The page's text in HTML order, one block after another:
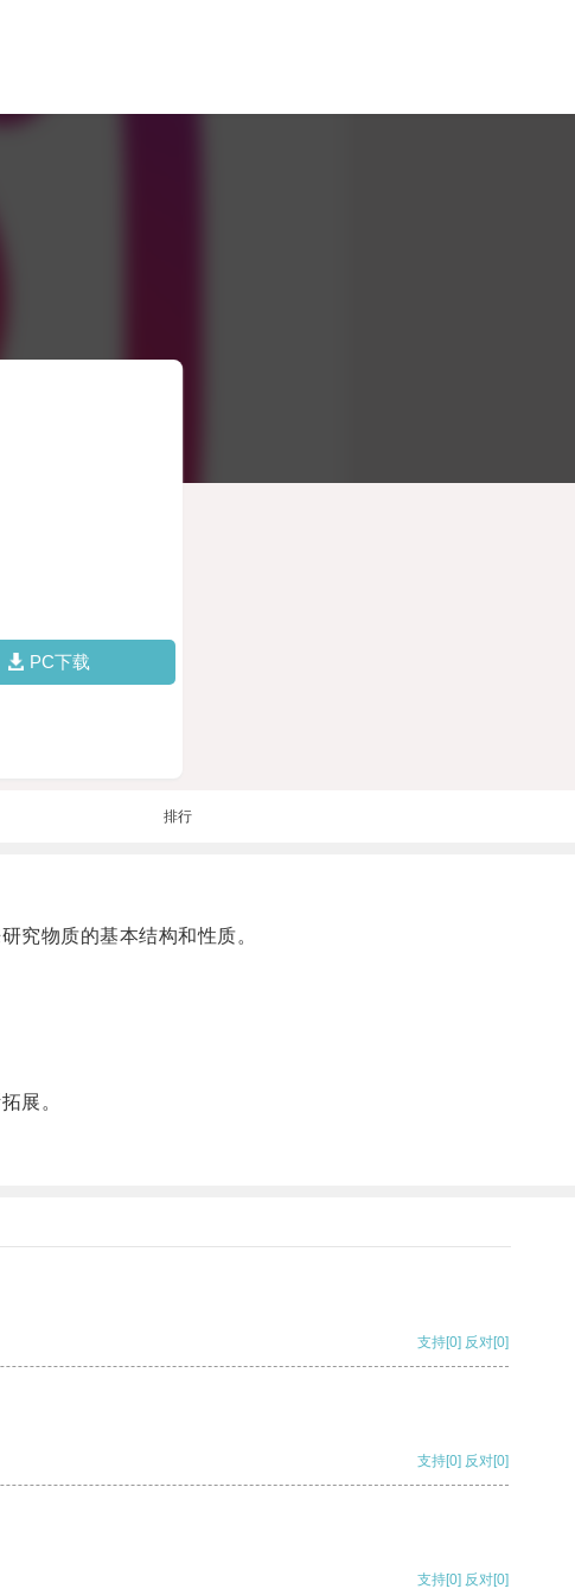
PC下载
排行
物质的基本结构和性质。
展。
支持[0] 反对[0]
支持[0] 反对[0]
支持[0] 反对[0]